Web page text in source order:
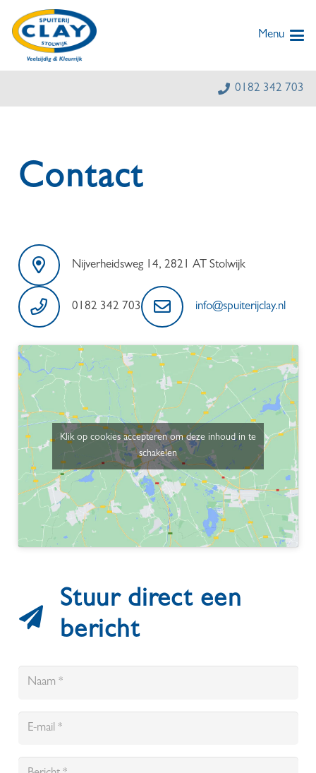
Menu
0182 342 703
Contact
Nijverheidsweg 14, 2821 AT Stolwijk
0182 342 703 info@spuiterijclay.nl
Klik op cookies accepteren om deze inhoud in te
schakelen
Stuur direct een
bericht